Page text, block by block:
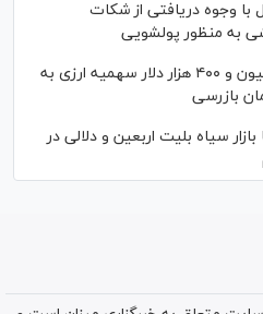
با وجوه دریافتی از شکات
به منظور پولشویی
جلوگیری از پرداخت ۳ میلیون و ۴۰۰ هزار دلار سهمیه ارزی به
بازرسی
سیاه بلیت اربعین و دلالی در